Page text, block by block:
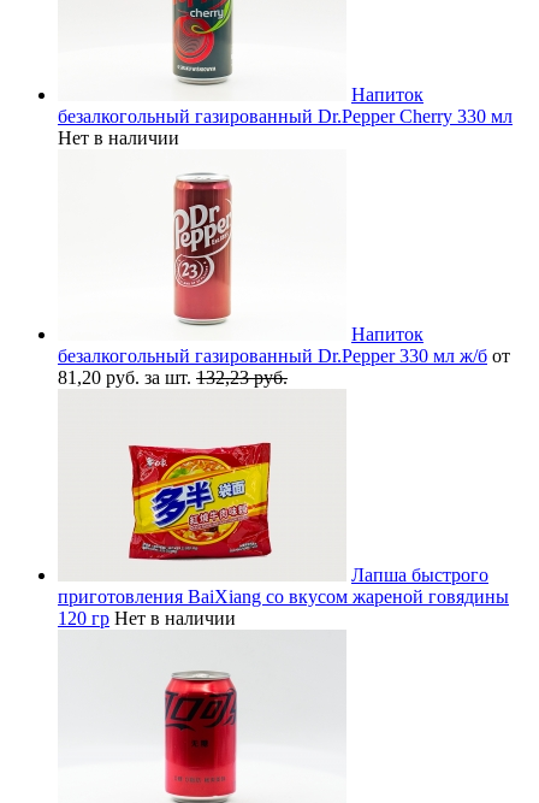
Напиток
безалкогольный газированный Dr.Pepper Cherry 330 мл
Нет в наличии
Напиток
безалкогольный газированный Dr.Pepper 330 мл ж/б от
81,20 руб. за шт. 132,23 руб.
Лапша быстрого
приготовления BaiXiang со вкусом жареной говядины
120 гр Нет в наличии